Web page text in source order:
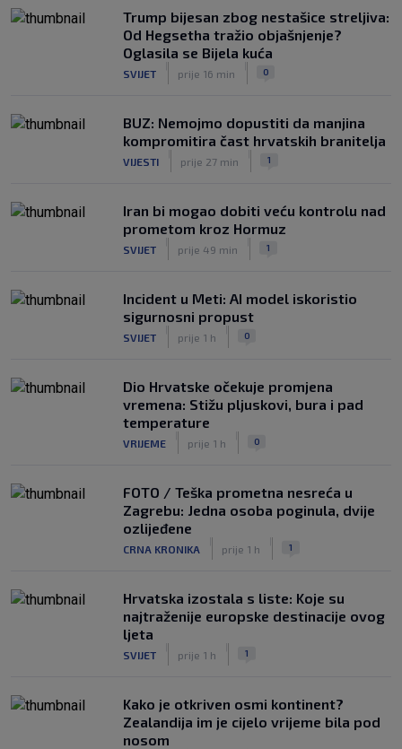
SK prije 4 h
Luis Figo žestoko prozvao Infantina:
‘Najniže, najlopovskije i kukavički
sebično ponašanje. Mora otići!’
Trump bijesan zbog nestašice streljiva:
Od Hegsetha tražio objašnjenje?
Oglasila se Bijela kuća
SVIJET prije 16 min 0
BUZ: Nemojmo dopustiti da manjina
kompromitira čast hrvatskih branitelja
VIJESTI prije 27 min 1
Iran bi mogao dobiti veću kontrolu nad
prometom kroz Hormuz
SVIJET prije 49 min 1
Incident u Meti: AI model iskoristio
sigurnosni propust
SVIJET prije 1 h 0
Dio Hrvatske očekuje promjena
vremena: Stižu pljuskovi, bura i pad
temperature
VRIJEME prije 1 h 0
FOTO / Teška prometna nesreća u
Zagrebu: Jedna osoba poginula, dvije
ozlijeđene
CRNA KRONIKA prije 1 h 1
Hrvatska izostala s liste: Koje su
najtraženije europske destinacije ovog
ljeta
SVIJET prije 1 h 1
Kako je otkriven osmi kontinent?
Zealandija im je cijelo vrijeme bila pod
nosom